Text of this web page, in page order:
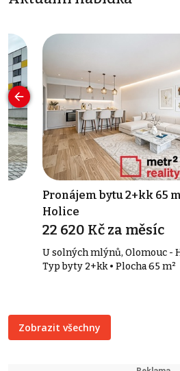
Pronájem bytu 2+kk 65
Holice
22 620 Kč za měsíc
U solných mlýnů, Olomouc -
Typ byty 2+kk • Plocha 65 m²
Zobrazit všechny